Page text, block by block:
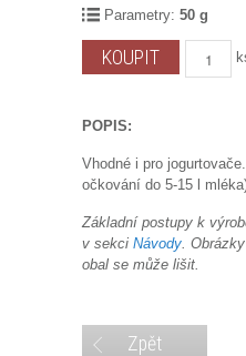
Parametry: 50 g
POPIS:
Vhodné i pro
očkování do 5-15 l
Základní postupy k
v sekci Návody.
obal se může lišit.
Zpět